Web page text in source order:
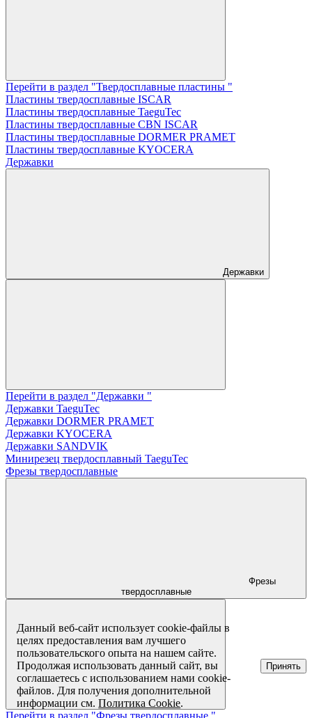
Перейти в раздел "Твердосплавные пластины "
Пластины твердосплавные ISCAR
Пластины твердосплавные TaeguTec
Пластины твердосплавные CBN ISCAR
Пластины твердосплавные DORMER PRAMET
Пластины твердосплавные KYOCERA
Державки
Державки
Перейти в раздел "Державки "
Державки TaeguTec
Державки DORMER PRAMET
Державки KYOCERA
Державки SANDVIK
Минирезец твердосплавный TaeguTec
Фрезы твердосплавные
Фрезы
твердосплавные
Перейти в раздел "Фрезы твердосплавные "
Данный веб-сайт использует cookie-файлы в
целях предоставления вам лучшего
пользовательского опыта на нашем сайте.
Продолжая использовать данный сайт, вы
соглашаетесь с использованием нами cookie-
файлов. Для получения дополнительной
информации см.Политика Cookie.
Принять